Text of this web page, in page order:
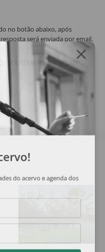
no botão abaixo, após
será enviada por email.
SOLICITAR VIA WHATSAPP
do acervo e agenda dos